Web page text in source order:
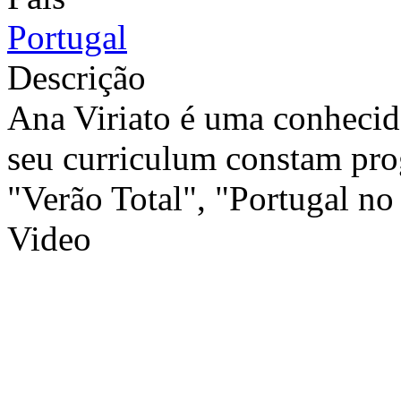
Portugal
Descrição
Ana Viriato é uma
seu curriculum constam
"Verão Total", "Portugal
Video